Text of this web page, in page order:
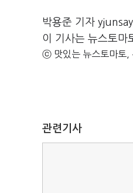
박용준 기자
이 기사는 뉴스토마
ⓒ 맛있는 뉴스토마토,
관련기사